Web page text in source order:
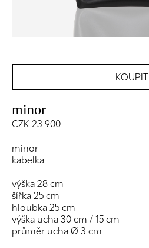
KOUPIT
minor
CZK 23 900
minor
kabelka
výška 28 cm
šířka 25 cm
hloubka 25 cm
výška ucha 30 cm / 15 cm
průměr ucha Ø 3 cm